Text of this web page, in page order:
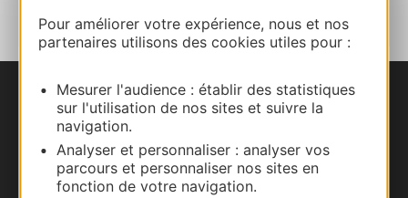
Pour améliorer votre expérience, nous et nos
partenaires utilisons des cookies utiles pour :
Mesurer l'audience : établir des statistiques
sur l'utilisation de nos sites et suivre la
navigation.
Analyser et personnaliser : analyser vos
parcours et personnaliser nos sites en
fonction de votre navigation.
Nous contacter
Carte interactive
Documentation